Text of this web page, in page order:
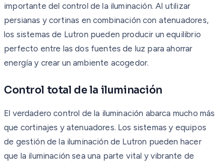
importante del control de la iluminación. Al utilizar
persianas y cortinas en combinación con atenuadores,
los sistemas de Lutron pueden producir un equilibrio
perfecto entre las dos fuentes de luz para ahorrar
energía y crear un ambiente acogedor.
Control total de la iluminación
El verdadero control de la iluminación abarca mucho más
que cortinajes y atenuadores. Los sistemas y equipos
de gestión de la iluminación de Lutron pueden hacer
que la iluminación sea una parte vital y vibrante de